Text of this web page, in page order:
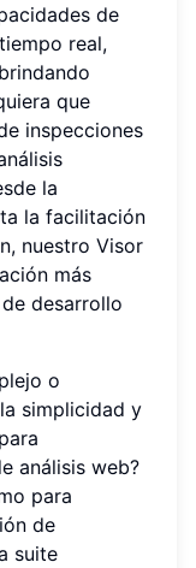
de
real,
que
inspecciones
la
la facilitación
nuestro Visor
más
desarrollo
o
simplicidad y
análisis web?
para
de
suite